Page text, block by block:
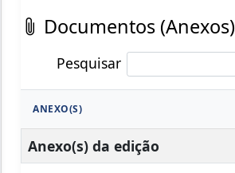
Documentos (Anexos)
Pesquisar
ANEXO(S)
Anexo(s) da edição